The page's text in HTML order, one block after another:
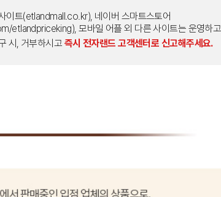
이트(etlandmall.co.kr), 네이버 스마트스토어
etlandpriceking), 모바일 어플 외 다른 사이트는 운영하
시, 거부하시고 즉시 전자랜드 고객센터로 신고해주세요.